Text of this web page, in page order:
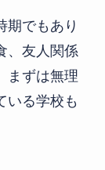
期でもあり
、友人関係
まずは無理
いる学校も